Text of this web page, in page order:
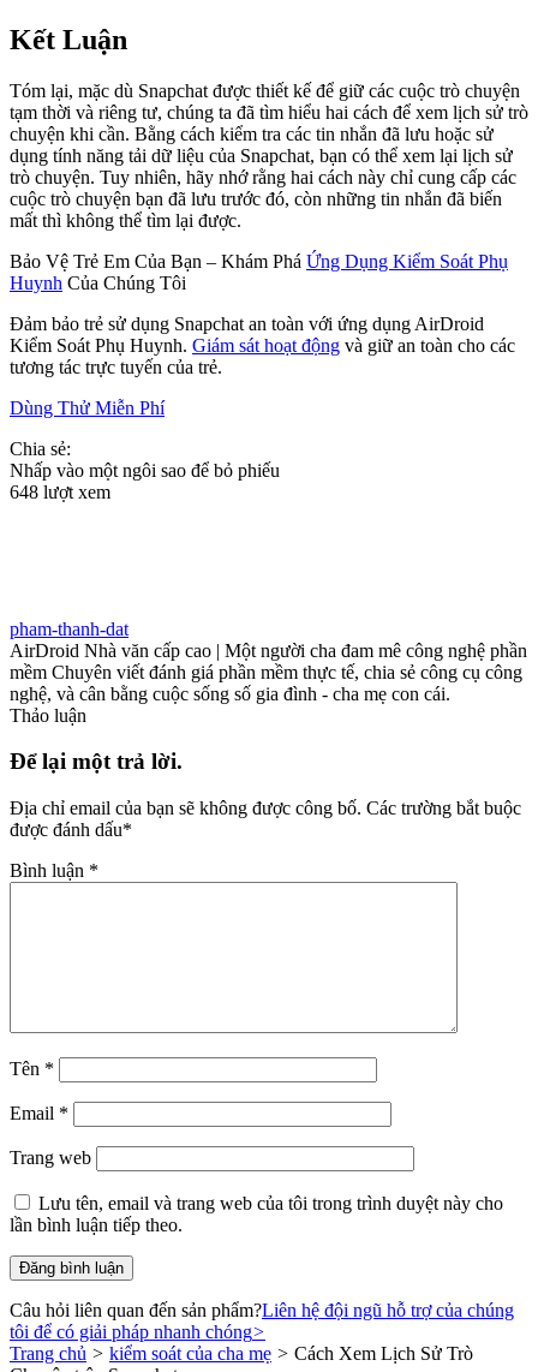
Kết Luận
Tóm lại, mặc dù Snapchat được thiết kế để giữ các cuộc trò chuyện
tạm thời và riêng tư, chúng ta đã tìm hiểu hai cách để xem lịch sử trò
chuyện khi cần. Bằng cách kiểm tra các tin nhắn đã lưu hoặc sử
dụng tính năng tải dữ liệu của Snapchat, bạn có thể xem lại lịch sử
trò chuyện. Tuy nhiên, hãy nhớ rằng hai cách này chỉ cung cấp các
cuộc trò chuyện bạn đã lưu trước đó, còn những tin nhắn đã biến
mất thì không thể tìm lại được.
Bảo Vệ Trẻ Em Của Bạn – Khám Phá Ứng Dụng Kiểm Soát Phụ
Huynh Của Chúng Tôi
Đảm bảo trẻ sử dụng Snapchat an toàn với ứng dụng AirDroid
Kiểm Soát Phụ Huynh. Giám sát hoạt động và giữ an toàn cho các
tương tác trực tuyến của trẻ.
Dùng Thử Miễn Phí
Chia sẻ:
Nhấp vào một ngôi sao để bỏ phiếu
648 lượt xem
pham-thanh-dat
AirDroid Nhà văn cấp cao | Một người cha đam mê công nghệ phần
mềm Chuyên viết đánh giá phần mềm thực tế, chia sẻ công cụ công
nghệ, và cân bằng cuộc sống số gia đình - cha mẹ con cái.
Thảo luận
Để lại một trả lời.
Địa chỉ email của bạn sẽ không được công bố. Các trường bắt buộc
được đánh dấu*
Bình luận *
Tên *
Email *
Trang web
Lưu tên, email và trang web của tôi trong trình duyệt này cho
lần bình luận tiếp theo.
Câu hỏi liên quan đến sản phẩm?Liên hệ đội ngũ hỗ trợ của chúng
tôi để có giải pháp nhanh chóng>
Trang chủ > kiểm soát của cha mẹ > Cách Xem Lịch Sử Trò